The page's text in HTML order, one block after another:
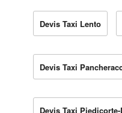
Devis Taxi Lento
Devis Taxi
Devis Taxi